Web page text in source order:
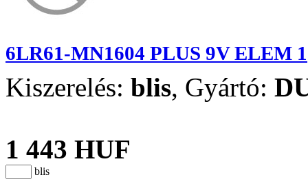
6LR61-MN1604 PLUS 9V ELEM 1
Kiszerelés: blis, Gyártó:
1 443 HUF
blis